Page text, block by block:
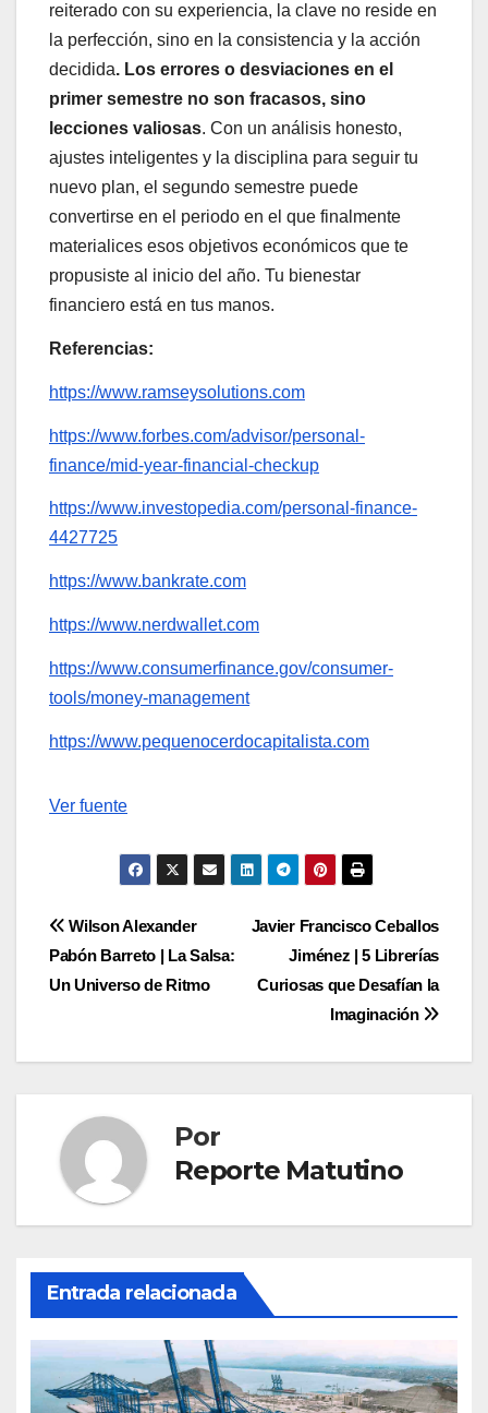
reiterado con su experiencia, la clave no reside en
la perfección, sino en la consistencia y la acción
decidida. Los errores o desviaciones en el
primer semestre no son fracasos, sino
lecciones valiosas. Con un análisis honesto,
ajustes inteligentes y la disciplina para seguir tu
nuevo plan, el segundo semestre puede
convertirse en el periodo en el que finalmente
materialices esos objetivos económicos que te
propusiste al inicio del año. Tu bienestar
financiero está en tus manos.
Referencias:
https://www.ramseysolutions.com
https://www.forbes.com/advisor/personal-
finance/mid-year-financial-checkup
https://www.investopedia.com/personal-finance-
4427725
https://www.bankrate.com
https://www.nerdwallet.com
https://www.consumerfinance.gov/consumer-
tools/money-management
https://www.pequenocerdocapitalista.com
Navegación
entradas
Ver fuente
Navegación
de
Javier Francisco Ceballos
Jiménez | 5 Librerías
Curiosas que Desafían la
Imaginación
Wilson Alexander
Pabón Barreto | La Salsa:
Un Universo de Ritmo
Por
Reporte Matutino
Entrada relacionada